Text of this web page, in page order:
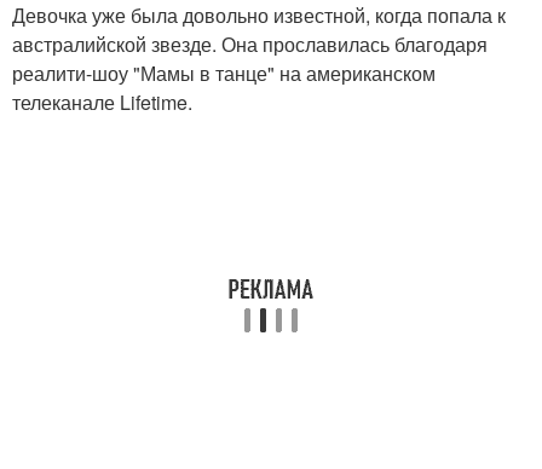
Девочка уже была довольно известной, когда попала к
австралийской звезде. Она прославилась благодаря
реалити-шоу "Мамы в танце" на американском
телеканале Lifetime.